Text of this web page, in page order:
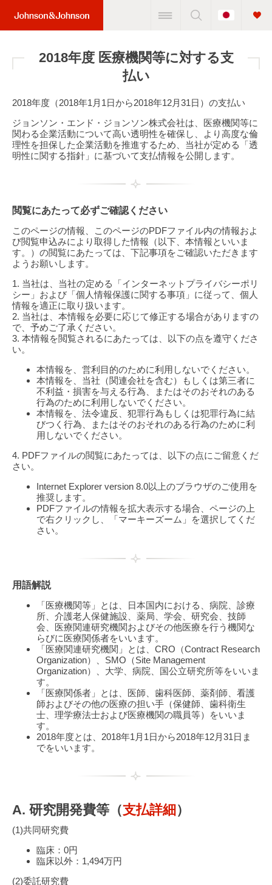
Logo)
Change
Country
2018年度 医療機関等に対する支
払い
2018年度（2018年1月1日から2018年12月31日）の支払い
ジョンソン・エンド・ジョンソン株式会社は、医療機関等に
関わる企業活動について高い透明性を確保し、より高度な倫
理性を担保した企業活動を推進するため、当社が定める「透
明性に関する指針」に基づいて支払情報を公開します。
閲覧にあたって必ずご確認ください
このページの情報、このページのPDFファイル内の情報およ
び閲覧申込みにより取得した情報（以下、本情報といいま
す。）の閲覧にあたっては、下記事項をご確認いただきます
ようお願いします。
1. 当社は、当社の定める「インターネットプライバシーポリ
シー」および「個人情報保護に関する事項」に従って、個人
情報を適正に取り扱います。
2. 当社は、本情報を必要に応じて修正する場合がありますの
で、予めご了承ください。
3. 本情報を閲覧されるにあたっては、以下の点を遵守くださ
い。
本情報を、営利目的のために利用しないでください。
本情報を、当社（関連会社を含む）もしくは第三者に
不利益・損害を与える行為、またはそのおそれのある
行為のために利用しないでください。
本情報を、法令違反、犯罪行為もしくは犯罪行為に結
びつく行為、またはそのおそれのある行為のために利
用しないでください。
4. PDFファイルの閲覧にあたっては、以下の点にご留意くだ
さい。
Internet Explorer version 8.0以上のブラウザのご使用を
推奨します。
PDFファイルの情報を拡大表示する場合、ページの上
で右クリックし、「マーキーズーム」を選択してくだ
さい。
用語解説
「医療機関等」とは、日本国内における、病院、診療
所、介護老人保健施設、薬局、学会、研究会、技師
会、医療関連研究機関およびその他医療を行う機関な
らびに医療関係者をいいます。
「医療関連研究機関」とは、CRO（Contract Research
Organization）、SMO（Site Management
Organization）、大学、病院、国公立研究所等をいいま
す。
「医療関係者」とは、医師、歯科医師、薬剤師、看護
師およびその他の医療の担い手（保健師、歯科衛生
士、理学療法士および医療機関の職員等）をいいま
す。
2018年度とは、2018年1月1日から2018年12月31日ま
でをいいます。
A. 研究開発費等（支払詳細）
(1)共同研究費
臨床：0円
臨床以外：1,494万円
(2)委託研究費